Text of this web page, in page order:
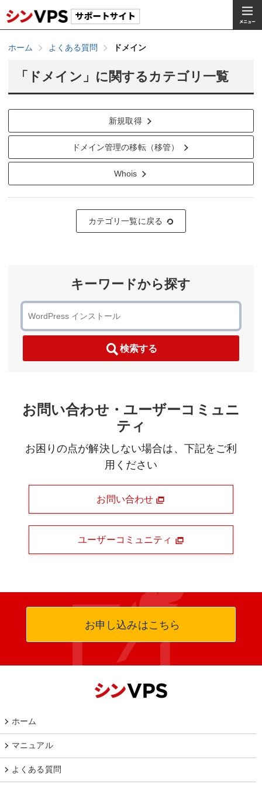
ホーム よくある質問 ドメイン
「ドメイン」に関するカテゴリ一覧
新規取得
ドメイン管理の移転（移管）
Whois
カテゴリ一覧に戻る
キーワードから探す
検索する
お問い合わせ・ユーザーコミュニ
ティ
お困りの点が解決しない場合は、下記をご利
用ください
お問い合わせ
ユーザーコミュニティ
お申し込みはこちら
ホーム
マニュアル
よくある質問